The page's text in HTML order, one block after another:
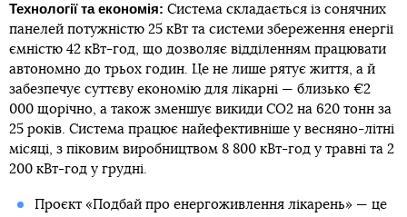
Технології та економія: Система складається із сонячних
панелей потужністю 25 кВт та системи збереження енергії
ємністю 42 кВт-год, що дозволяє відділенням працювати
автономно до трьох годин. Це не лише рятує життя, а й
забезпечує суттєву економію для лікарні — близько €2
000 щорічно, а також зменшує викиди CO2 на 620 тонн за
25 років. Система працює найефективніше у весняно-літні
місяці, з піковим виробництвом 8 800 кВт-год у травні та 2
200 кВт-год у грудні.
Проєкт «Подбай про енергоживлення лікарень» — це